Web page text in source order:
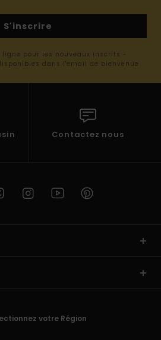
S'inscrire
pour les nouveaux inscrits -
dans l'email de bienvenue
Contactez nous
votre Région